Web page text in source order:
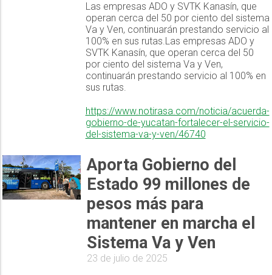
Las empresas ADO y SVTK Kanasín, que
operan cerca del 50 por ciento del sistema
Va y Ven, continuarán prestando servicio al
100% en sus rutas.Las empresas ADO y
SVTK Kanasín, que operan cerca del 50
por ciento del sistema Va y Ven,
continuarán prestando servicio al 100% en
sus rutas.
https://www.notirasa.com/noticia/acuerda-
gobierno-de-yucatan-fortalecer-el-servicio-
del-sistema-va-y-ven/46740
Aporta Gobierno del
Estado 99 millones de
pesos más para
mantener en marcha el
Sistema Va y Ven
23 de julio de 2025